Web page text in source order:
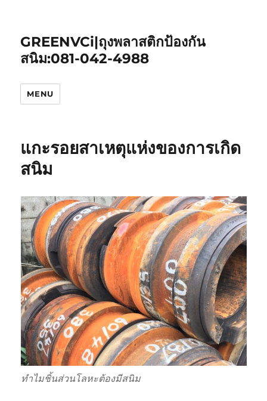
GREENVCi|ถุงพลาสติกป้องกัน
สนิม:081-042-4988
MENU
แกะรอยสาเหตุแห่งของการเกิด
สนิม
ทำไมชิ้นส่วนโลหะต้องมีสนิม